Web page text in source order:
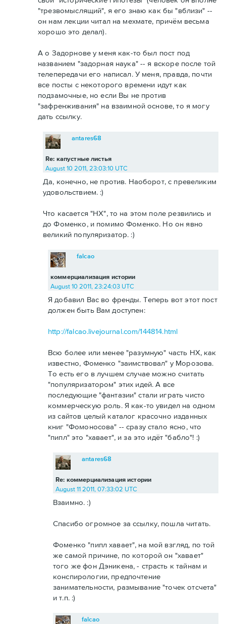
"трезвомыслящий", я его знаю как бы "вблизи" --
он нам лекции читал на мехмате, причём весьма
хорошо это делал).
А о Задорнове у меня как-то был пост под
названием "задорная наука" -- я вскоре после той
телепередачи его написал. У меня, правда, почти
все посты с некоторого времени идут как
подзамочные, но если Вы не против
"зафренживания" на взаимной основе, то я могу
дать ссылку.
Re: капустные листья
antares68
August 10 2011, 23:03:10 UTC
Да, конечно, не против. Наоборот, с превеликим
удовольствием. :)
Что касается "НХ", то на этом поле резвились и
до Фоменко, и помимо Фоменко. Но он явно
великий популяризатор. :)
коммерциализация истории
falcao
August 10 2011, 23:24:03 UTC
Я добавил Вас во френды. Теперь вот этот пост
должен быть Вам доступен:
http://falcao.livejournal.com/144814.html
Всю более или менее "разумную" часть НХ, как
известно, Фоменко "заимствовал" у Морозова.
То есть его в лучшем случае можно считать
"популяризатором" этих идей. А все
последующие "фантазии" стали играть чисто
коммерческую роль. Я как-то увидел на одном
из сайтов целый каталог красочно изданных
книг "Фомоносова" -- сразу стало ясно, что
"пипл" это "хавает", и за это идёт "бабло"! :)
Re: коммерциализация истории
antares68
August 11 2011, 07:33:02 UTC
Взаимно. :)
Спасибо огромное за ссылку, пошла читать.
Фоменко "пипл хавает", на мой взгляд, по той
же самой причине, по которой он "хавает"
того же фон Дэникена, - страсть к тайнам и
конспирологии, предпочтение
занимательности, размывание "точек отсчета"
и т.п. :)
falcao